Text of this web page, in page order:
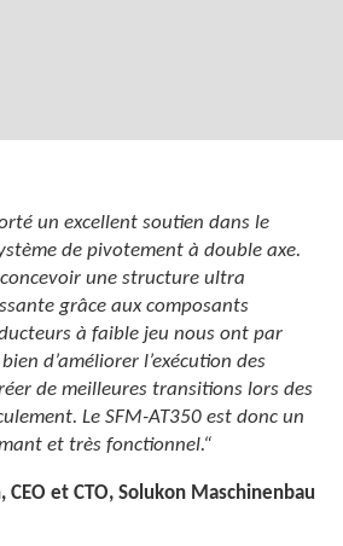
un excellent soutien dans le
de pivotement à double axe.
une structure ultra
grâce aux composants
à faible jeu nous ont par
d’améliorer l’exécution des
de meilleures transitions lors des
Le SFM-AT350 est donc un
et très fonctionnel.“
CEO et CTO, Solukon Maschinenbau